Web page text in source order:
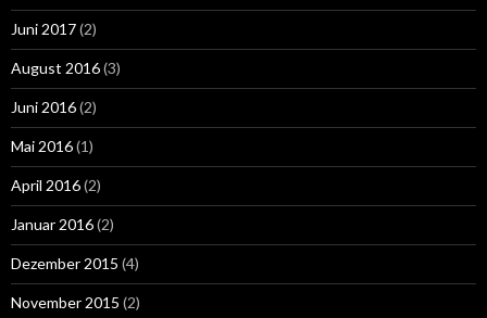
Juni 2017(2)
August 2016(3)
Juni 2016(2)
Mai 2016(1)
April 2016(2)
Januar 2016(2)
Dezember 2015 (4)
November 2015 (2)